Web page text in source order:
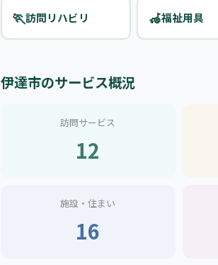
🏃訪問リハビリ 🦽福祉用具
伊達市のサービス概況
訪問サービス
12
施設・住まい
16